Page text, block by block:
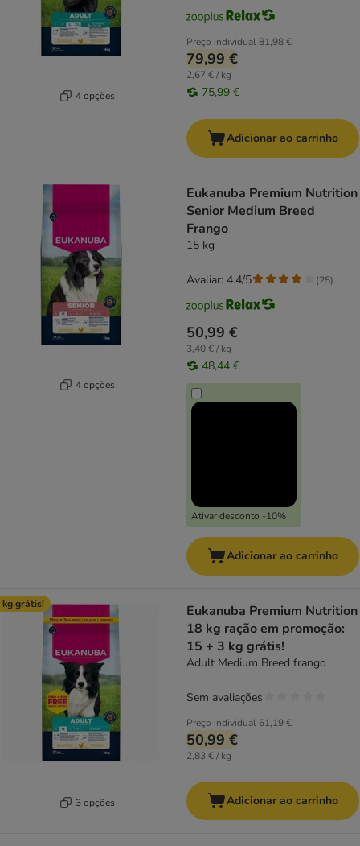
4 opções
Preço individual81,98 €
79,99 €
2,67 € / kg
75,99 €
Adicionar ao carrinho
4 opções
Eukanuba Premium Nutrition
Senior Medium Breed
Frango
15 kg
50,99 €
3,40 € / kg
48,44 €
Ativar desconto -10%
Avaliar: 4.4/5 (25)
Adicionar ao carrinho
kg grátis!
3 opções
Eukanuba Premium Nutrition
18 kg ração em promoção:
15 + 3 kg grátis!
Adult Medium Breed frango
Preço individual 61,19 €
50,99 €
2,83 € / kg
Sem avaliações
Adicionar ao carrinho